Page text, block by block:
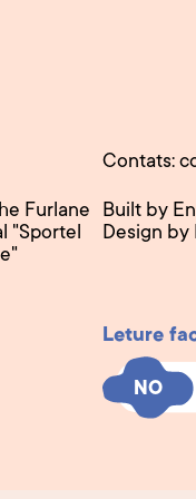
Furlane
"Sportel
Contats:
Built by
Design by
Leture
NO
NO